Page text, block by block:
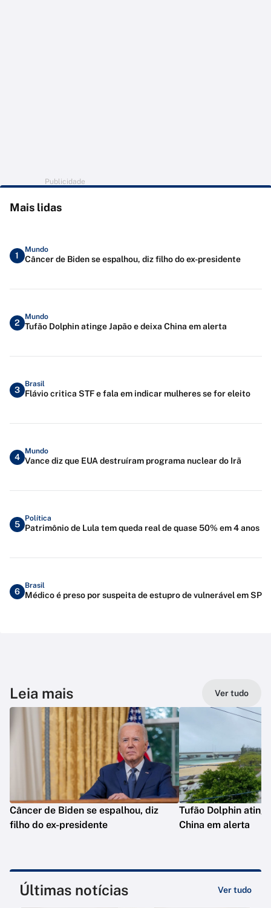
Publicidade
Mais lidas
1
Mundo
Câncer de Biden se espalhou, diz filho do ex-presidente
2
Mundo
Tufão Dolphin atinge Japão e deixa China em alerta
3
Brasil
Flávio critica STF e fala em indicar mulheres se for eleito
4
Mundo
Vance diz que EUA destruíram programa nuclear do Irã
5
Política
Patrimônio de Lula tem queda real de quase 50% em 4 anos
6
Brasil
Médico é preso por suspeita de estupro de vulnerável em SP
Leia mais Ver tudo
Câncer de Biden se espalhou, diz
filho do ex-presidente
Tufão Dolphin
China em alerta
Últimas notícias Ver tudo